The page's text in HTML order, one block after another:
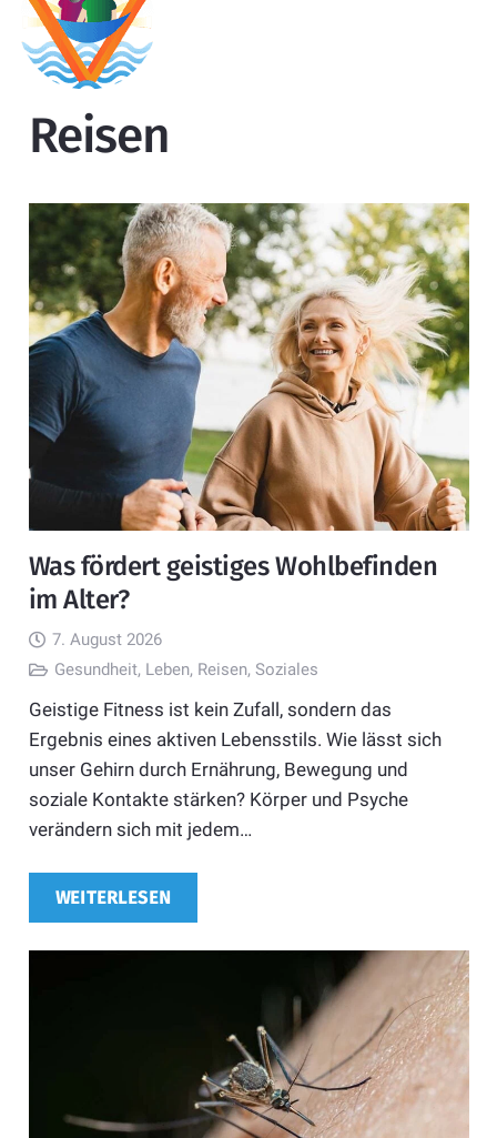
Reisen
Was fördert geistiges Wohlbefinden
im Alter?
7. August 2026
Gesundheit, Leben, Reisen, Soziales
Geistige Fitness ist kein Zufall, sondern das
Ergebnis eines aktiven Lebensstils. Wie lässt sich
unser Gehirn durch Ernährung, Bewegung und
soziale Kontakte stärken? Körper und Psyche
verändern sich mit jedem…
WEITERLESEN